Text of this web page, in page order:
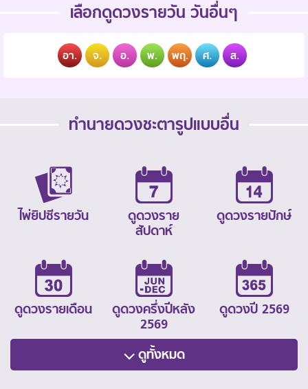
เลือกดูดวงรายวัน วันอื่นๆ
อา. จ. อ. พ. พฤ. ศ. ส.
ทำนายดวงชะตารูปแบบอื่น
ไพ่ยิปซีรายวัน
ดูดวงราย
สัปดาห์
ดูดวงรายปักษ์
ดูดวงรายเดือน
ดูดวงครึ่งปีหลัง
2569
ดูดวงปี 2569
ดูทั้งหมด